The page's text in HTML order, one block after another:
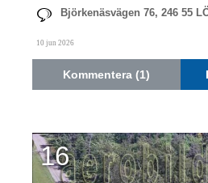
Björkenäsvägen 76, 246 55
10 jun 2026
Kommentera (1)
16